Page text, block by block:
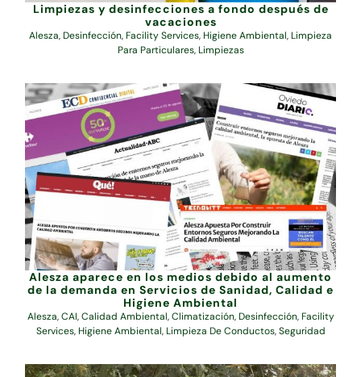
Limpiezas y desinfecciones a fondo después de
vacaciones
Alesza,Desinfección,Facility Services,Higiene Ambiental,Limpieza
Para Particulares,Limpiezas
Alesza aparece en los medios debido al aumento
de la demanda en Servicios de Sanidad, Calidad e
Higiene Ambiental
Alesza,CAI,Calidad Ambiental,Climatización,Desinfección,Facility
Services,Higiene Ambiental,Limpieza De Conductos,Seguridad